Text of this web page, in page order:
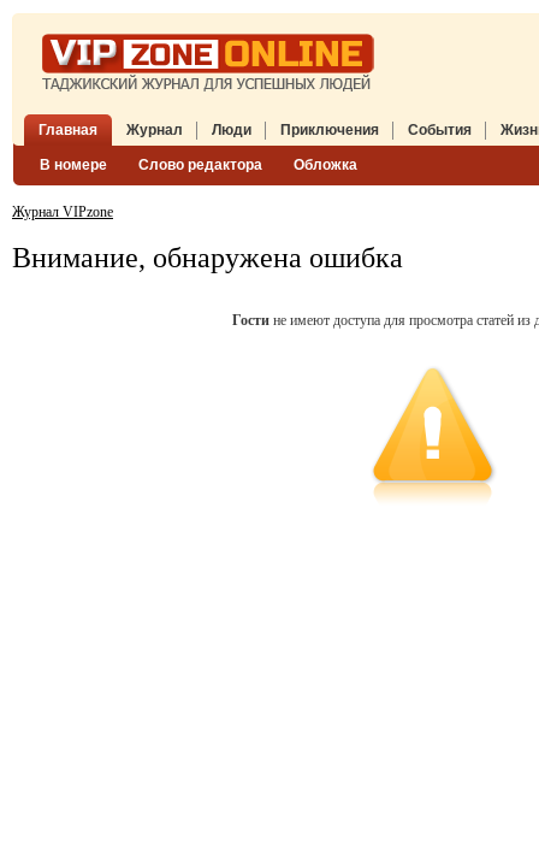
Главная Журнал
В номере Слово редактора Обложка
Люди Приключения События
Журнал VIPzone
Внимание, обнаружена ошибка
Гостине имеют доступа для просмотра статей из